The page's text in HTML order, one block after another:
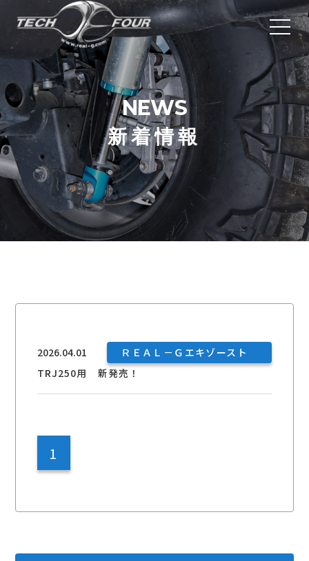
NEW​​​​​​​S
新着情報
2026.04.01
ＲＥＡＬ－Ｇエキゾースト
TRJ250用 新発売！
1